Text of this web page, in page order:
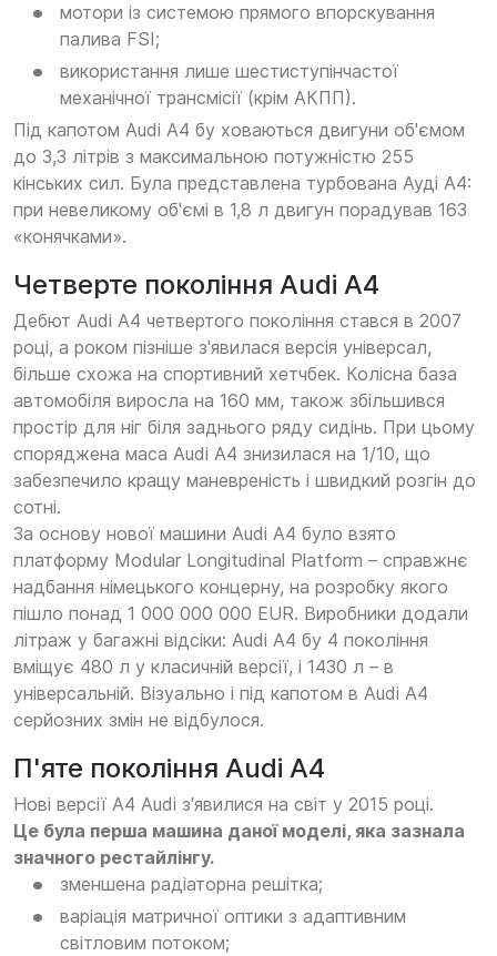
мотори із системою прямого впорскування
палива FSI;
використання лише шестиступінчастої
механічної трансмісії (крім АКПП).
Під капотом Audi A4 бу ховаються двигуни об'ємом
до 3,3 літрів з максимальною потужністю 255
кінських сил. Була представлена турбована Ауді А4:
при невеликому об'ємі в 1,8 л двигун порадував 163
«конячками».
Четверте покоління Audi A4
Дебют Audi А4 четвертого покоління стався в 2007
році, а роком пізніше з'явилася версія універсал,
більше схожа на спортивний хетчбек. Колісна база
автомобіля виросла на 160 мм, також збільшився
простір для ніг біля заднього ряду сидінь. При цьому
споряджена маса Audi А4 знизилася на 1/10, що
забезпечило кращу маневреність і швидкий розгін до
сотні.
За основу нової машини Audi A4 було взято
платформу Modular Longitudinal Platform – справжнє
надбання німецького концерну, на розробку якого
пішло понад 1 000 000 000 EUR. Виробники додали
літраж у багажні відсіки: Audi A4 бу 4 покоління
вміщує 480 л у класичній версії, і 1430 л – в
універсальній. Візуально і під капотом в Audi А4
серйозних змін не відбулося.
П'яте покоління Audi A4
Нові версії A4 Audi з'явилися на світ у 2015 році.
Це була перша машина даної моделі, яка зазнала
значного рестайлінгу.
зменшена радіаторна решітка;
варіація матричної оптики з адаптивним
світловим потоком;